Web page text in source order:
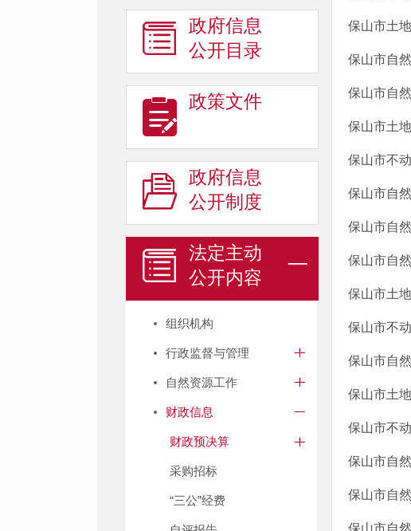
政府信息
公开目录
政策文件
政府信息
公开制度
法定主动
公开内容
组织机构
行政监督与管理
自然资源工作
财政信息
财政预决算
采购招标
“三公”经费
保山市土
保山市自
保山市自
保山市土
保山市不
保山市自
保山市自
保山市自
保山市土
保山市不
保山市自
保山市土
保山市不
保山市自
保山市自
保山市自